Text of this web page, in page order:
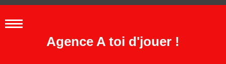
Agence A toi d'jouer !